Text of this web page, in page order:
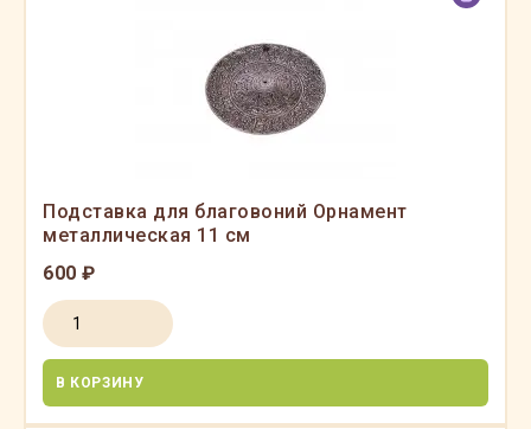
Подставка для благовоний Орнамент
металлическая 11 см
600 ₽
В КОРЗИНУ